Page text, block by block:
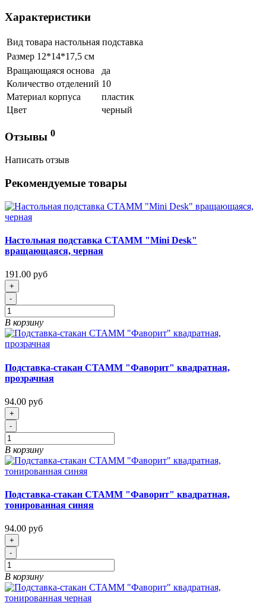
Характеристики
Вид товара настольная подставка
Размер 12*14*17,5 см
Вращающаяся основа
да
Количество отделений 10
Материал корпуса
пластик
Цвет
черный
Отзывы 0
Написать отзыв
Рекомендуемые товары
Настольная подставка СТАММ "Mini Desk"
вращающаяся, черная
191.00 руб
+
-
В корзину
Подставка-стакан СТАММ "Фаворит" квадратная,
прозрачная
94.00 руб
+
-
В корзину
Подставка-стакан СТАММ "Фаворит" квадратная,
тонированная синяя
94.00 руб
+
-
В корзину